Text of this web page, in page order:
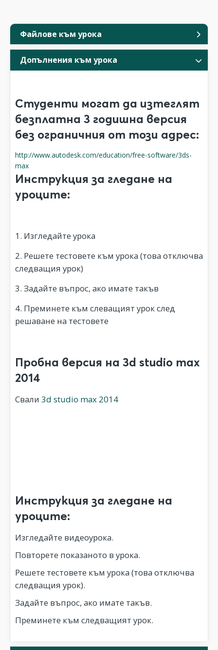
Файлове към урока
Допълнения към урока
Студенти могат да изтеглят
безплатна 3 годишна версия
без ограничния от този адрес:
http://www.autodesk.com/education/free-software/3ds-
max
Инструкция за гледане на
уроците:
1. Изгледайте урока
2. Решете тестовете към урока (това отключва
следващия урок)
3. Задайте въпрос, ако имате такъв
4. Преминете към слеващият урок след
решаване на тестовете
Пробна версия на 3d studio max
2014
Свали 3d studio max 2014
Инструкция за гледане на
уроците:
Изгледайте видеоурока.
Повторете показаното в урока.
Решете тестовете към урока (това отключва
следващия урок).
Задайте въпрос, ако имате такъв.
Преминете към следващият урок.